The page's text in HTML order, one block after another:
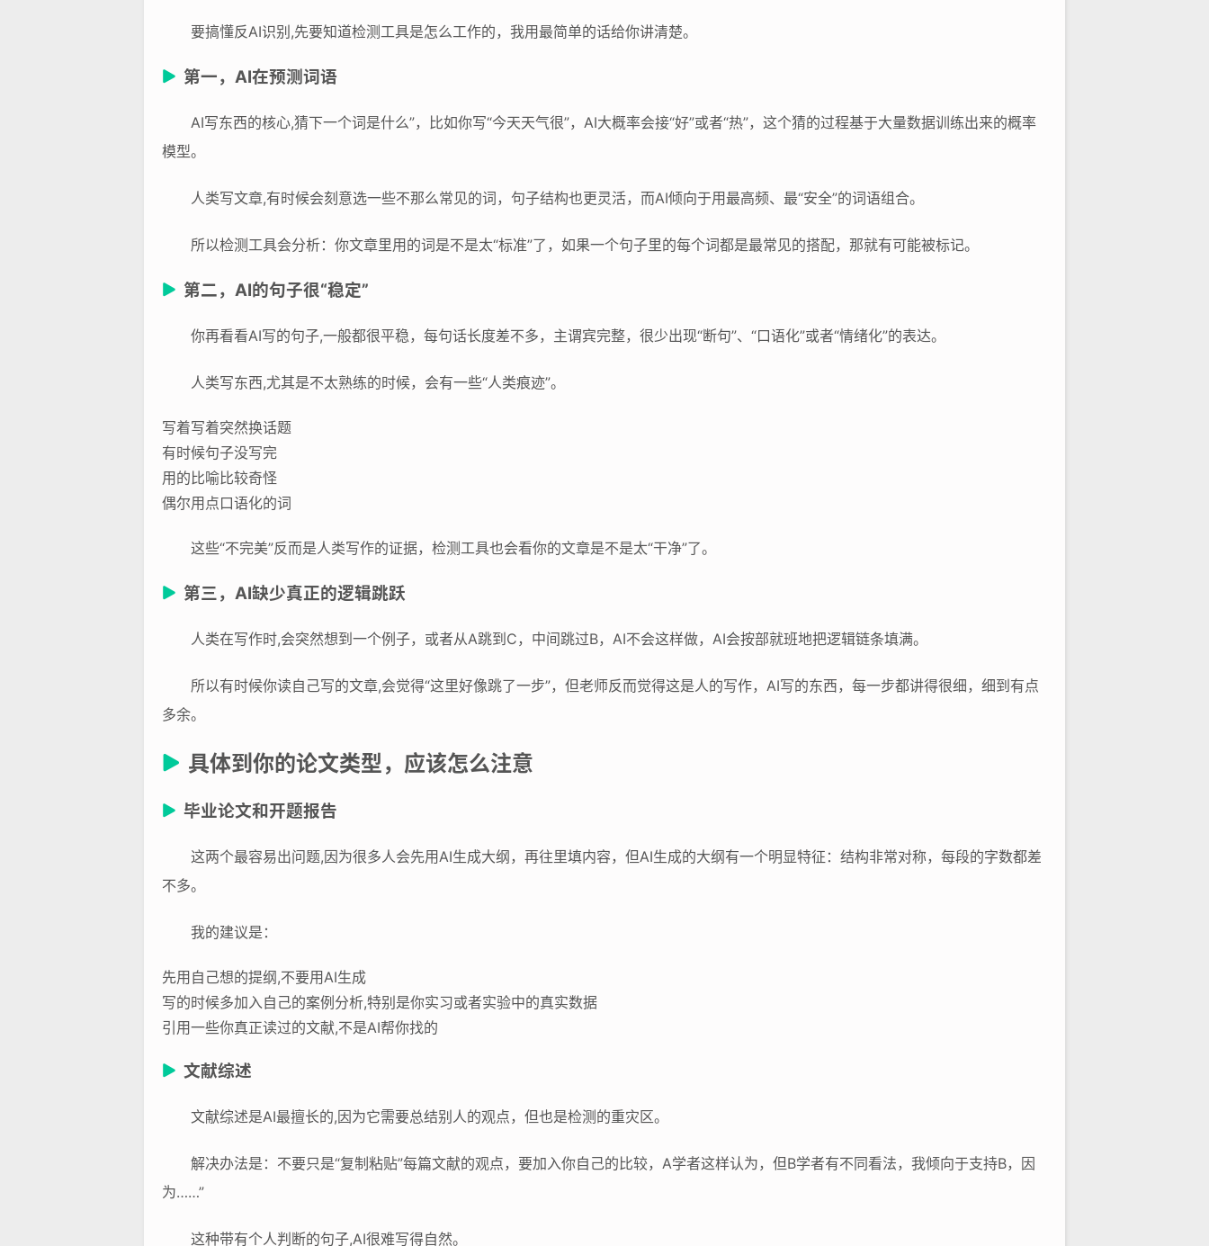
要搞懂反AI识别,先要知道检测工具是怎么工作的，我用最简单的话给你讲清楚。
第一，AI在预测词语
AI写东西的核心,猜下一个词是什么”，比如你写“今天天气很”，AI大概率会接“好”或者“热”，这个猜的过程基于大量数据训练出来的概率
模型。
人类写文章,有时候会刻意选一些不那么常见的词，句子结构也更灵活，而AI倾向于用最高频、最“安全”的词语组合。
所以检测工具会分析：你文章里用的词是不是太“标准”了，如果一个句子里的每个词都是最常见的搭配，那就有可能被标记。
第二，AI的句子很“稳定”
你再看看AI写的句子,一般都很平稳，每句话长度差不多，主谓宾完整，很少出现“断句”、“口语化”或者“情绪化”的表达。
人类写东西,尤其是不太熟练的时候，会有一些“人类痕迹”。
写着写着突然换话题
有时候句子没写完
用的比喻比较奇怪
偶尔用点口语化的词
这些“不完美”反而是人类写作的证据，检测工具也会看你的文章是不是太“干净”了。
第三，AI缺少真正的逻辑跳跃
人类在写作时,会突然想到一个例子，或者从A跳到C，中间跳过B，AI不会这样做，AI会按部就班地把逻辑链条填满。
所以有时候你读自己写的文章,会觉得“这里好像跳了一步”，但老师反而觉得这是人的写作，AI写的东西，每一步都讲得很细，细到有点
多余。
具体到你的论文类型，应该怎么注意
毕业论文和开题报告
这两个最容易出问题,因为很多人会先用AI生成大纲，再往里填内容，但AI生成的大纲有一个明显特征：结构非常对称，每段的字数都差
不多。
我的建议是：
先用自己想的提纲,不要用AI生成
写的时候多加入自己的案例分析,特别是你实习或者实验中的真实数据
引用一些你真正读过的文献,不是AI帮你找的
文献综述
文献综述是AI最擅长的,因为它需要总结别人的观点，但也是检测的重灾区。
解决办法是：不要只是“复制粘贴”每篇文献的观点，要加入你自己的比较，A学者这样认为，但B学者有不同看法，我倾向于支持B，因
为……”
这种带有个人判断的句子,AI很难写得自然。